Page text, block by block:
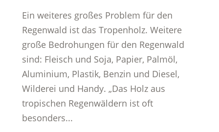
Ein weiteres großes Problem für den
Regenwald ist das Tropenholz. Weitere
große Bedrohungen für den Regenwald
sind: Fleisch und Soja, Papier, Palmöl,
Aluminium, Plastik, Benzin und Diesel,
Wilderei und Handy. „Das Holz aus
tropischen Regenwäldern ist oft
besonders...